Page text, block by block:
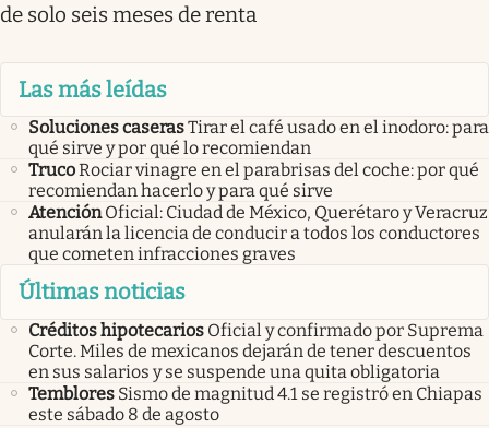
de solo seis meses de renta
Las más leídas
Soluciones caserasTirar el café usado en el inodoro: para
qué sirve y por qué lo recomiendan
TrucoRociar vinagre en el parabrisas del coche: por qué
recomiendan hacerlo y para qué sirve
Atención Oficial: Ciudad de México, Querétaro y Veracruz
anularán la licencia de conducir a todos los conductores
que cometen infracciones graves
Últimas noticias
Créditos hipotecarios Oficial y confirmado por Suprema
Corte. Miles de mexicanos dejarán de tener descuentos
en sus salarios y se suspende una quita obligatoria
Temblores Sismo de magnitud 4.1 se registró en Chiapas
este sábado 8 de agosto